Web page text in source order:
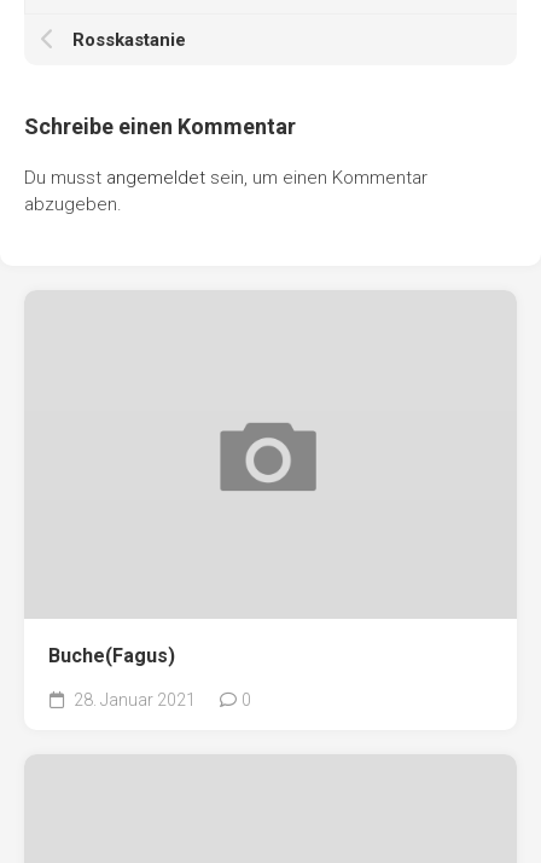
Rosskastanie
Schreibe einen Kommentar
Du musst angemeldet sein, um einen Kommentar
abzugeben.
Buche(Fagus)
28. Januar 2021 0